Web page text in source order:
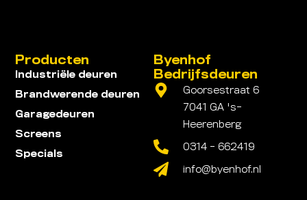
Byenhof
Bedrijfsdeuren
Goorsestraat 6
7041 GA 's-
Heerenberg
0314 - 662419
info@byenhof.nl
Producten
Industriële deuren
Brandwerende deuren
Garagedeuren
Screens
Specials